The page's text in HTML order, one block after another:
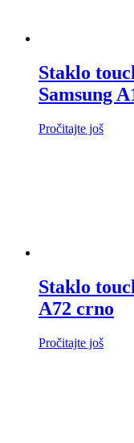
Staklo
Samsung
Pročitajte još
Staklo
A72 crno
Pročitajte još